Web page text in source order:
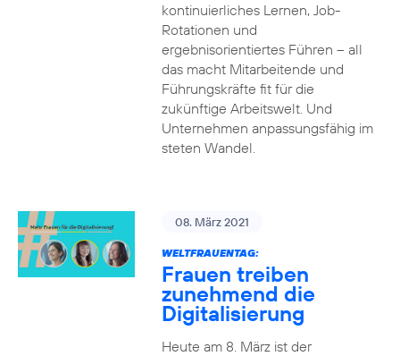
kontinuierliches Lernen, Job-
Rotationen und
ergebnisorientiertes Führen – all
das macht Mitarbeitende und
Führungskräfte fit für die
zukünftige Arbeitswelt. Und
Unternehmen anpassungsfähig im
steten Wandel.
08. März 2021
WELTFRAUENTAG:
Frauen treiben
zunehmend die
Digitalisierung
Heute am 8. März ist der